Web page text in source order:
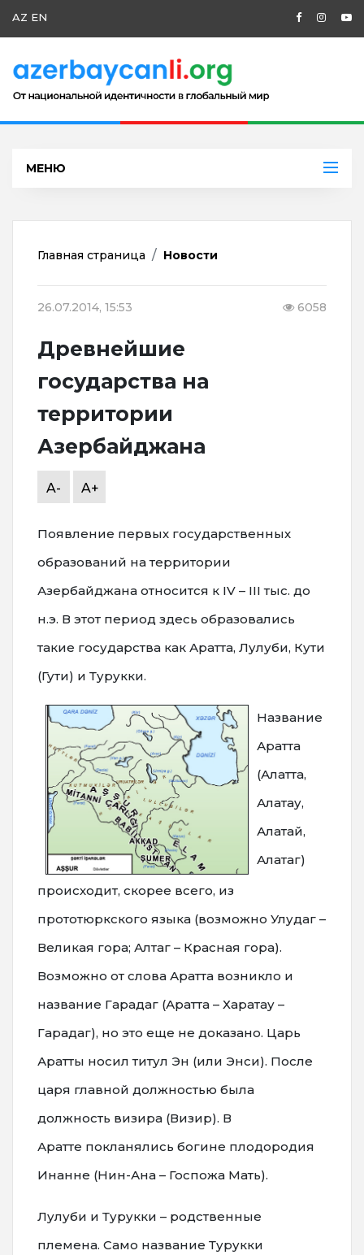
AZ EN
МЕНЮ
Главная страница Новости
26.07.2014, 15:53 6058
Древнейшие
государства на
территории
Азербайджана
A- A+
Появление первых государственных
образований на территории
Азербайджана относится к IV – III тыс. до
н.э. В этот период здесь образовались
такие государства как Аратта, Лулуби, Кути
(Гути) и Турукки.
Название
Аратта
(Алатта,
Алатау,
Алатай,
Алатаг)
происходит, скорее всего, из
прототюркского языка (возможно Улудаг –
Великая гора; Алтаг – Красная гора).
Возможно от слова Аратта возникло и
название Гарадаг (Аратта – Харатау –
Гарадаг), но это еще не доказано. Царь
Аратты носил титул Эн (или Энси). После
царя главной должностью была
должность визира (Визир). В
Аратте покланялись богине плодородия
Инанне (Нин-Ана – Госпожа Мать).
Лулуби и Турукки – родственные
племена. Само название Турукки